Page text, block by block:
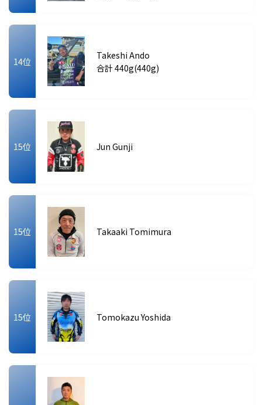
14位
Takeshi Ando
合計 440g(440g)
15位 Jun Gunji
15位 Takaaki Tomimura
15位 Tomokazu Yoshida